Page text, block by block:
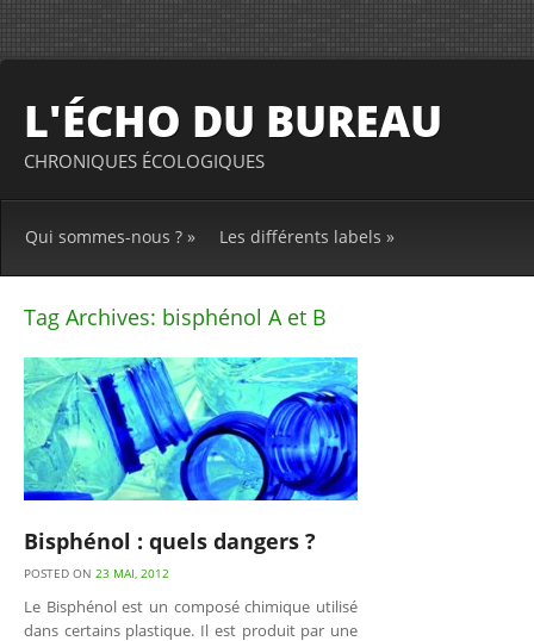
L'ÉCHO DU BUREAU
CHRONIQUES ÉCOLOGIQUES
Qui sommes-nous ? » Les différents labels »
Tag Archives: bisphénol A et B
Bisphénol : quels dangers ?
POSTED ON 23 MAI, 2012
Le Bisphénol est un composé chimique utilisé
dans certains plastique. Il est produit par une